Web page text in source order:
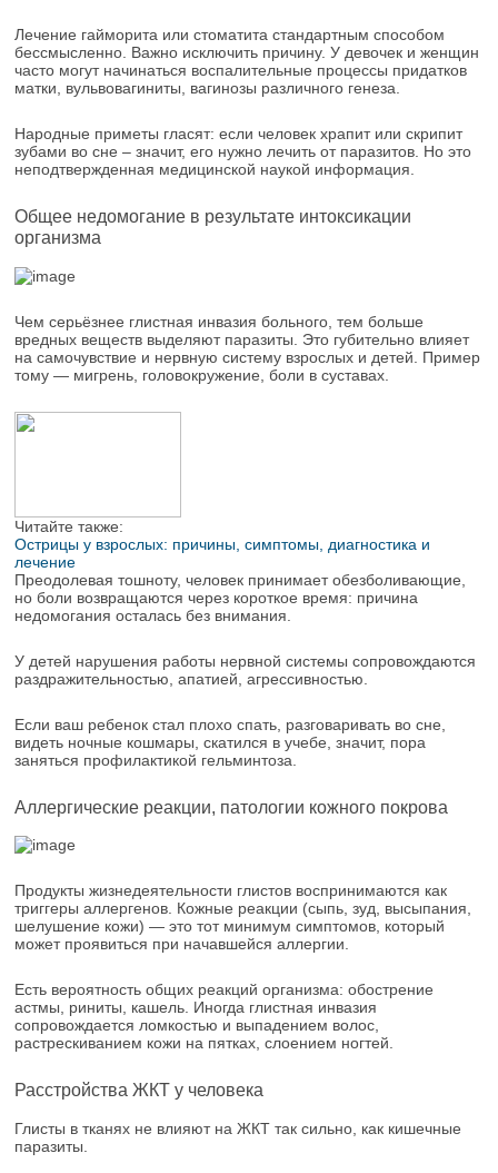
Лечение гайморита или стоматита стандартным способом
бессмысленно. Важно исключить причину. У девочек и женщин
часто могут начинаться воспалительные процессы придатков
матки, вульвовагиниты, вагинозы различного генеза.
Народные приметы гласят: если человек храпит или скрипит
зубами во сне – значит, его нужно лечить от паразитов. Но это
неподтвержденная медицинской наукой информация.
Общее недомогание в результате интоксикации
организма
Чем серьёзнее глистная инвазия больного, тем больше
вредных веществ выделяют паразиты. Это губительно влияет
на самочувствие и нервную систему взрослых и детей. Пример
тому — мигрень, головокружение, боли в суставах.
Читайте также:
Острицы у взрослых: причины, симптомы, диагностика и
лечение
Преодолевая тошноту, человек принимает обезболивающие,
но боли возвращаются через короткое время: причина
недомогания осталась без внимания.
У детей нарушения работы нервной системы сопровождаются
раздражительностью, апатией, агрессивностью.
Если ваш ребенок стал плохо спать, разговаривать во сне,
видеть ночные кошмары, скатился в учебе, значит, пора
заняться профилактикой гельминтоза.
Аллергические реакции, патологии кожного покрова
Продукты жизнедеятельности глистов воспринимаются как
триггеры аллергенов. Кожные реакции (сыпь, зуд, высыпания,
шелушение кожи) — это тот минимум симптомов, который
может проявиться при начавшейся аллергии.
Есть вероятность общих реакций организма: обострение
астмы, риниты, кашель. Иногда глистная инвазия
сопровождается ломкостью и выпадением волос,
растрескиванием кожи на пятках, слоением ногтей.
Расстройства ЖКТ у человека
Глисты в тканях не влияют на ЖКТ так сильно, как кишечные
паразиты.